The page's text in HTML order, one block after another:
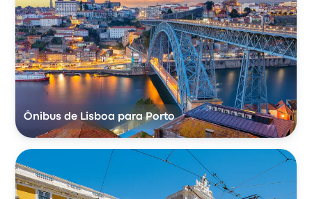
Ônibus de Lisboa para Porto